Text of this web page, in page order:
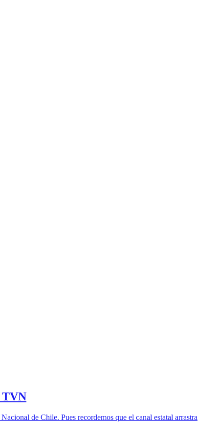
TVN
de Chile. Pues recordemos que el canal estatal arrastra